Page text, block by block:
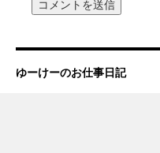
ゆーけーのお仕事日記